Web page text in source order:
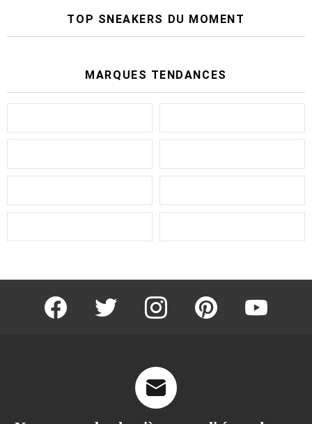
TOP SNEAKERS DU MOMENT
MARQUES TENDANCES
facebook twitter instagram pinterest youtube